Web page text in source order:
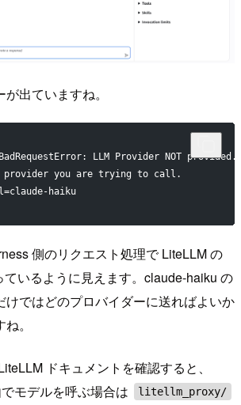
出ていますね。
LLM Provider NOT provided.
provider you are trying to call.
haiku
側のリクエスト処理で LiteLLM の
いるように見えます。claude-haiku の
けではどのプロバイダーに送ればよいか
。
ドキュメントを確認すると、
モデルを呼ぶ場合は
litellm_proxy/